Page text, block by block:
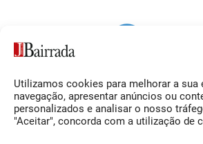
Utilizamos cookies para melhorar a sua
navegação, apresentar anúncios ou
personalizados e analisar o nosso
"Aceitar", concorda com a utilização de
Siga-nos
Facebook
O